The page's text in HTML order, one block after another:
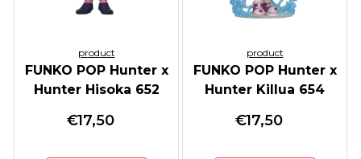
product
FUNKO POP Hunter x
Hunter Hisoka 652
€17,50
product
FUNKO POP Hunter x
Hunter Killua 654
€17,50